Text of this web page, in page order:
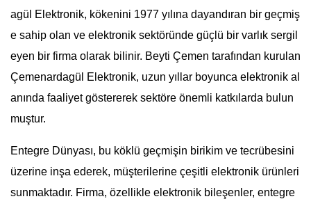
agül Elektronik, kökenini 1977 yılına dayandıran bir geçmiş
e sahip olan ve elektronik sektöründe güçlü bir varlık sergil
eyen bir firma olarak bilinir. Beyti Çemen tarafından kurulan
Çemenardagül Elektronik, uzun yıllar boyunca elektronik al
anında faaliyet göstererek sektöre önemli katkılarda bulun
muştur.
Entegre Dünyası, bu köklü geçmişin birikim ve tecrübesini
üzerine inşa ederek, müşterilerine çeşitli elektronik ürünleri
sunmaktadır. Firma, özellikle elektronik bileşenler, entegre